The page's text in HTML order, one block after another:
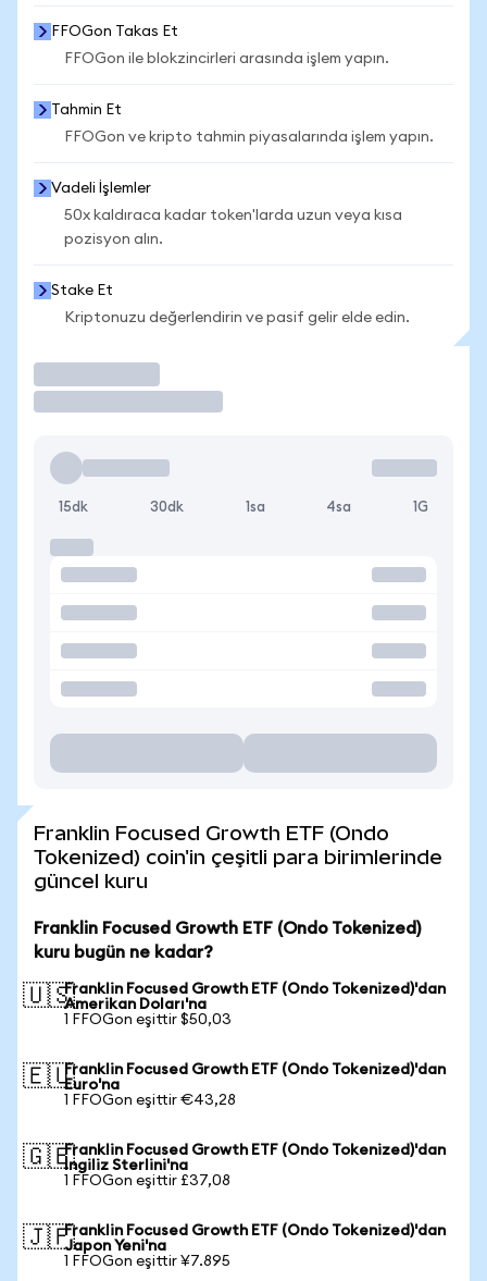
FFOGon Takas Et
FFOGon ile blokzincirleri arasında işlem yapın.
Tahmin Et
FFOGon ve kripto tahmin piyasalarında işlem yapın.
Vadeli İşlemler
50x kaldıraca kadar token'larda uzun veya kısa
pozisyon alın.
Stake Et
Kriptonuzu değerlendirin ve pasif gelir elde edin.
15dk 30dk 1sa 4sa 1G
Franklin Focused Growth ETF (Ondo
Tokenized) coin'in çeşitli para birimlerinde
güncel kuru
Franklin Focused Growth ETF (Ondo Tokenized)
kuru bugün ne kadar?
🇺🇸Franklin Focused Growth ETF (Ondo Tokenized)'dan
Amerikan Doları'na
1 FFOGon eşittir $50,03
🇪🇺Franklin Focused Growth ETF (Ondo Tokenized)'dan
Euro'na
1 FFOGon eşittir €43,28
🇬🇧Franklin Focused Growth ETF (Ondo Tokenized)'dan
İngiliz Sterlini'na
1 FFOGon eşittir £37,08
🇯🇵Franklin Focused Growth ETF (Ondo Tokenized)'dan
Japon Yeni'na
1 FFOGon eşittir ¥7.895